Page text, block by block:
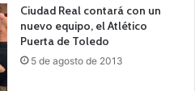
Ciudad Real contará con un
nuevo equipo, el Atlético
Puerta de Toledo
5 de agosto de 2013